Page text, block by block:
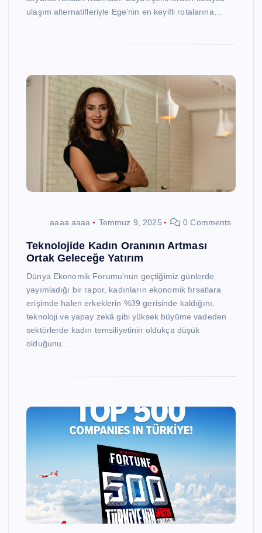
ulaşım alternatifleriyle Ege’nin en keyifli rotalarına…
aaaa aaaa Temmuz 9, 2025 0 Comments
Teknolojide Kadın Oranının Artması
Ortak Geleceğe Yatırım
Dünya Ekonomik Forumu’nun geçtiğimiz günlerde
yayımladığı bir rapor, kadınların ekonomik fırsatlara
erişimde halen erkeklerin %39 gerisinde kaldığını,
teknoloji ve yapay zekâ gibi yüksek büyüme vadeden
sektörlerde kadın temsiliyetinin oldukça düşük
olduğunu…